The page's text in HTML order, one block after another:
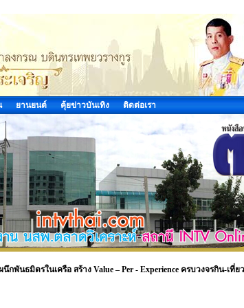
ยานยนต์ คุ้ยข่าวบันเทิง ติดต่อเรา
พันธมิตรในเครือ สร้าง Value – Per - Experience ครบวงจรกิน-เที่ย